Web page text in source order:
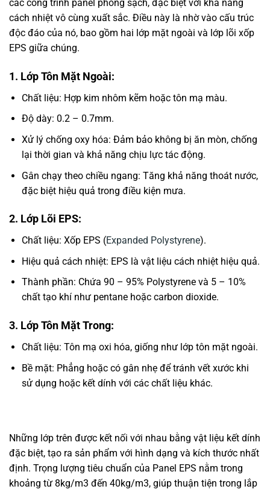
các công trình panel phòng sạch, đặc biệt với khả năng
cách nhiệt vô cùng xuất sắc. Điều này là nhờ vào cấu trúc
độc đáo của nó, bao gồm hai lớp mặt ngoài và lớp lõi xốp
EPS giữa chúng.
1. Lớp Tôn Mặt Ngoài:
Chất liệu: Hợp kim nhôm kẽm hoặc tôn mạ màu.
Độ dày: 0.2 – 0.7mm.
Xử lý chống oxy hóa: Đảm bảo không bị ăn mòn, chống
lại thời gian và khả năng chịu lực tác động.
Gân chạy theo chiều ngang: Tăng khả năng thoát nước,
đặc biệt hiệu quả trong điều kiện mưa.
2. Lớp Lõi EPS:
Chất liệu: Xốp EPS (Expanded Polystyrene).
Hiệu quả cách nhiệt: EPS là vật liệu cách nhiệt hiệu quả.
Thành phần: Chứa 90 – 95% Polystyrene và 5 – 10%
chất tạo khí như pentane hoặc carbon dioxide.
3. Lớp Tôn Mặt Trong:
Chất liệu: Tôn mạ oxi hóa, giống như lớp tôn mặt ngoài.
Bề mặt: Phẳng hoặc có gân nhẹ để tránh vết xước khi
sử dụng hoặc kết dính với các chất liệu khác.
Những lớp trên được kết nối với nhau bằng vật liệu kết dính
đặc biệt, tạo ra sản phẩm với hình dạng và kích thước nhất
định. Trọng lượng tiêu chuẩn của Panel EPS nằm trong
khoảng từ 8kg/m3 đến 40kg/m3, giúp thuận tiện trong lắp